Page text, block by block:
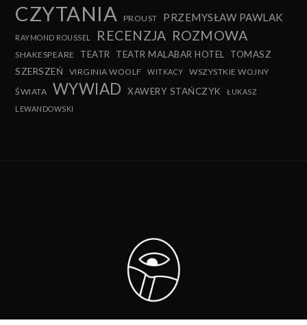
CZYTANIA
PROUST PRZEMYSŁAW PAWLAK
RAYMOND ROUSSEL RECENZJA ROZMOWA
SHAKESPEARE TEATR TEATR MALABAR HOTEL
TOMASZ
SZERSZEŃ
VIRGINIA WOOLF WITKACY
WSZYSTKIE WOJNY
ŚWIATA WYWIAD XAWERY STAŃCZYK
ŁUKASZ
LEWANDOWSKI